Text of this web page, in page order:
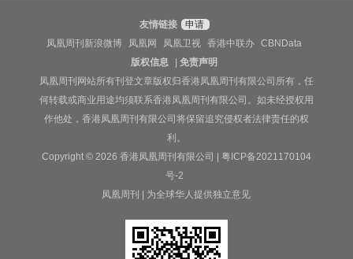
友情链接
申请
凤凰周刊新浪微博
凤凰网 凤凰卫视 香港中联办
CBNData
版权信息
|免责声明
凤凰周刊网站所有刊登文章版权归香港凤凰周刊有限公司所有，任
何转载或商业用途均须联系香港凤凰周刊有限公司。如未经授权用
作他处，香港凤凰周刊有限公司将保留追究侵权者法律责任的权
利。
Copyright © 2026 香港凤凰周刊有限公司 | 粤ICP备2021170104
号-2
凤凰周刊 | 为全球华人提供独立意见